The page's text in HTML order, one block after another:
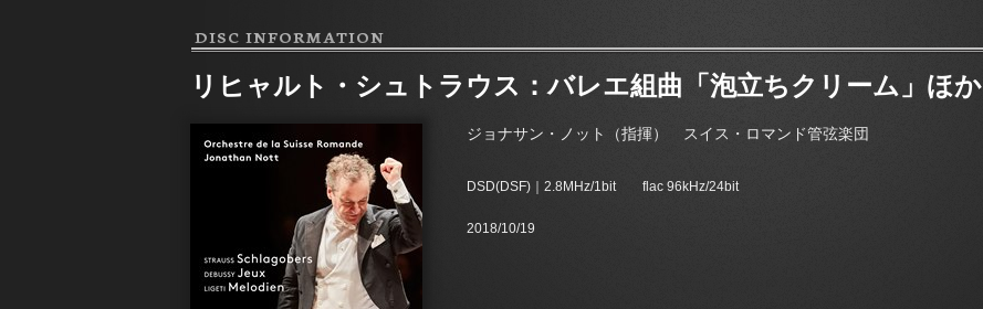
DISC INFORMATION
リヒャルト・シュトラウス：バレエ組曲「泡立ちクリーム」ほか
ジョナサン・ノット（指揮） スイス・ロマンド管弦楽団
DSD(DSF)｜2.8MHz/1bit flac 96kHz/24bit
2018/10/19